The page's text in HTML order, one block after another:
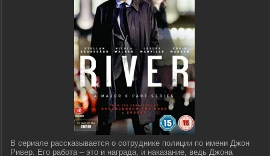
В сериале рассказывается о сотруднике полиции по имени Джон
Ривер. Его работа – это и награда, и наказание, ведь Джона